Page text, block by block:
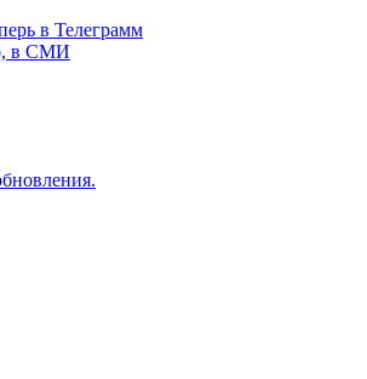
в Телеграмм
в СМИ